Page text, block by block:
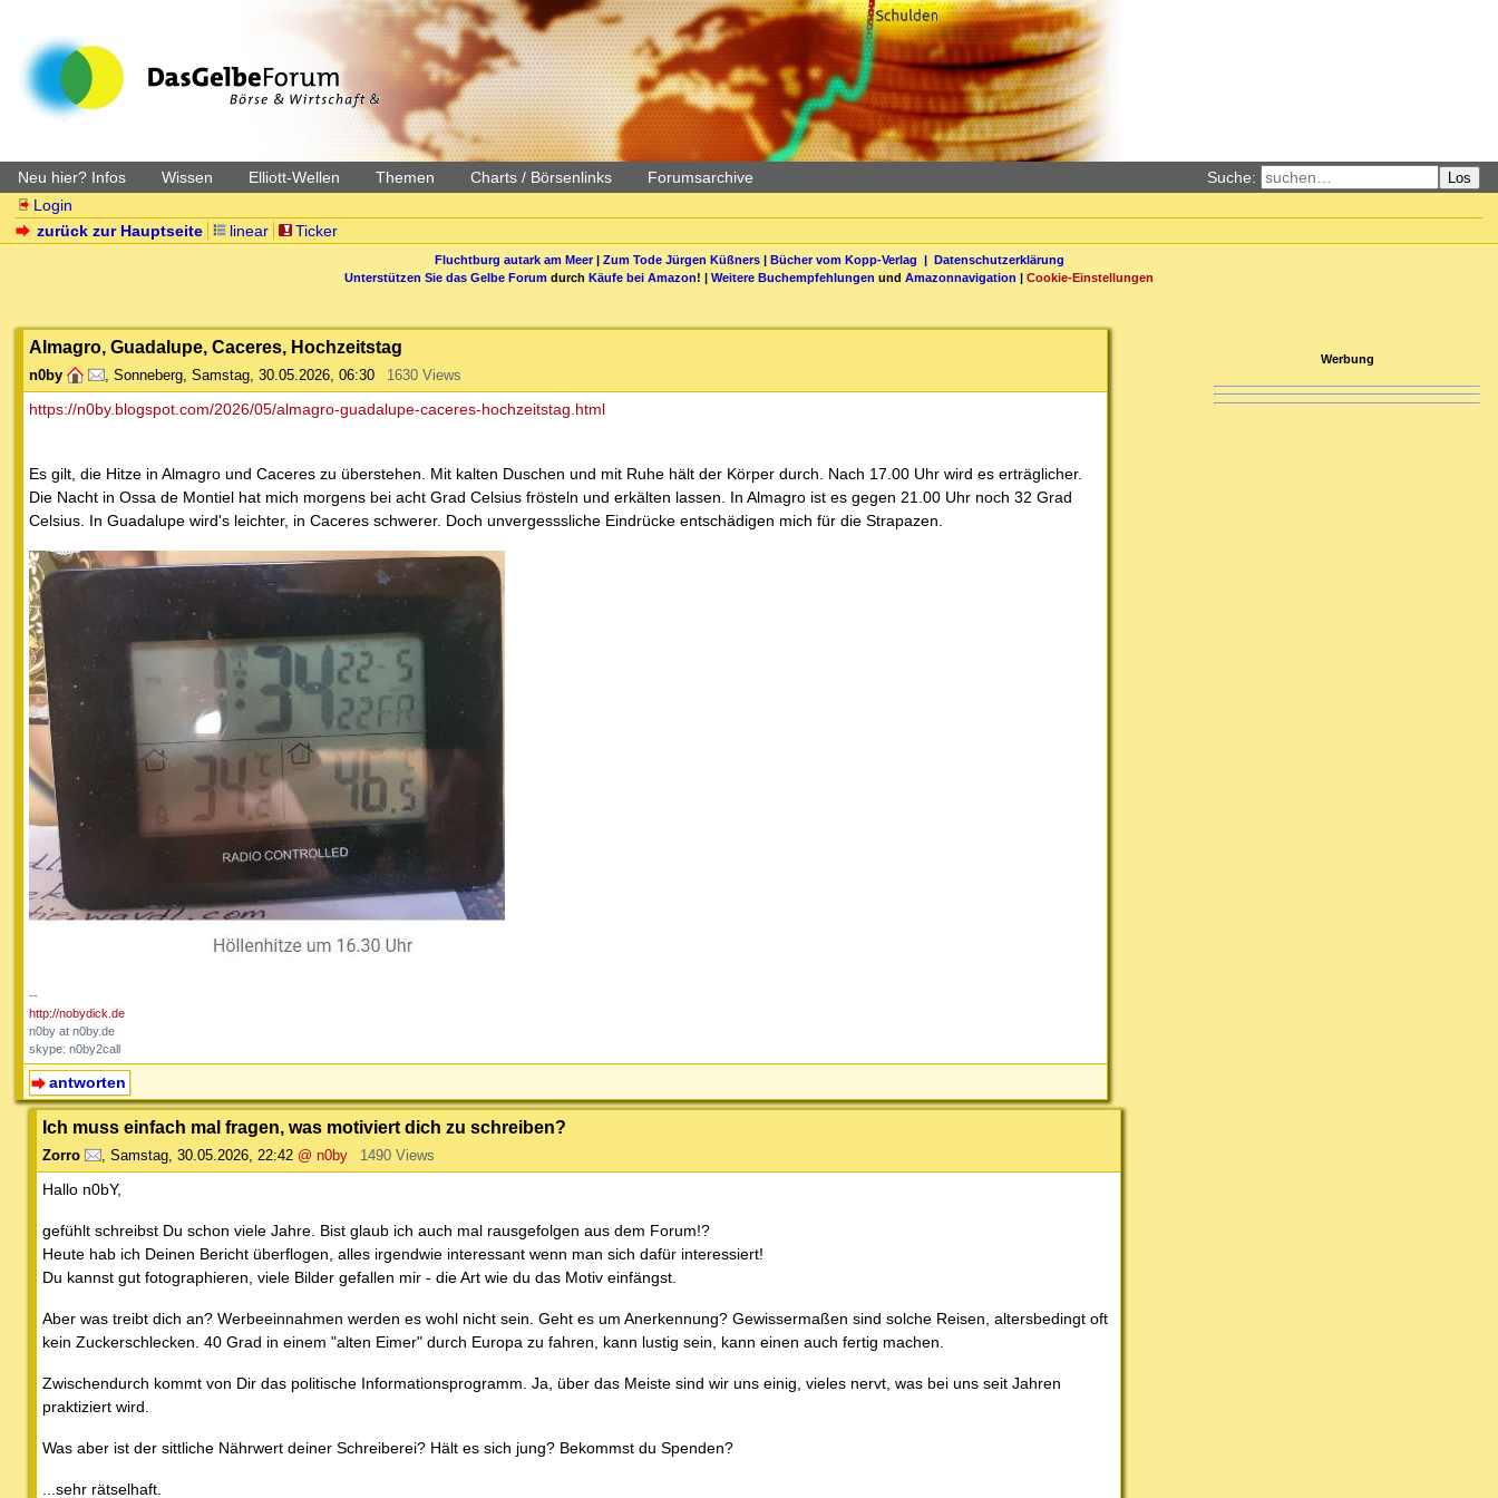
Neu hier? Infos Wissen Elliott-Wellen Themen Charts / Börsenlinks Forumsarchive Suche: Los
Login
zurück zur Hauptseite
linear Ticker
Fluchtburg autark am Meer| Zum Tode Jürgen Küßners| Bücher vom Kopp-Verlag | Datenschutzerklärung
Unterstützen Sie das Gelbe Forum durch Käufe bei Amazon! | Weitere Buchempfehlungen und Amazonnavigation | Cookie-Einstellungen
Almagro, Guadalupe, Caceres, Hochzeitstag
n0by , Sonneberg, Samstag, 30.05.2026, 06:30 1630 Views
https://n0by.blogspot.com/2026/05/almagro-guadalupe-caceres-hochzeitstag.html
Es gilt, die Hitze in Almagro und Caceres zu überstehen. Mit kalten Duschen und mit Ruhe hält der Körper durch. Nach 17.00 Uhr wird es erträglicher.
Die Nacht in Ossa de Montiel hat mich morgens bei acht Grad Celsius frösteln und erkälten lassen. In Almagro ist es gegen 21.00 Uhr noch 32 Grad
Celsius. In Guadalupe wird's leichter, in Caceres schwerer. Doch unvergesssliche Eindrücke entschädigen mich für die Strapazen.
--
http://nobydick.de
n0by at n0by.de
skype: n0by2call
antworten
Ich muss einfach mal fragen, was motiviert dich zu schreiben?
Zorro , Samstag, 30.05.2026, 22:42 @ n0by 1490 Views
Hallo n0bY,
gefühlt schreibst Du schon viele Jahre. Bist glaub ich auch mal rausgefolgen aus dem Forum!?
Heute hab ich Deinen Bericht überflogen, alles irgendwie interessant wenn man sich dafür interessiert!
Du kannst gut fotographieren, viele Bilder gefallen mir - die Art wie du das Motiv einfängst.
Aber was treibt dich an? Werbeeinnahmen werden es wohl nicht sein. Geht es um Anerkennung? Gewissermaßen sind solche Reisen, altersbedingt oft
kein Zuckerschlecken. 40 Grad in einem "alten Eimer" durch Europa zu fahren, kann lustig sein, kann einen auch fertig machen.
Zwischendurch kommt von Dir das politische Informationsprogramm. Ja, über das Meiste sind wir uns einig, vieles nervt, was bei uns seit Jahren
praktiziert wird.
Was aber ist der sittliche Nährwert deiner Schreiberei? Hält es sich jung? Bekommst du Spenden?
...sehr rätselhaft.
Werbung